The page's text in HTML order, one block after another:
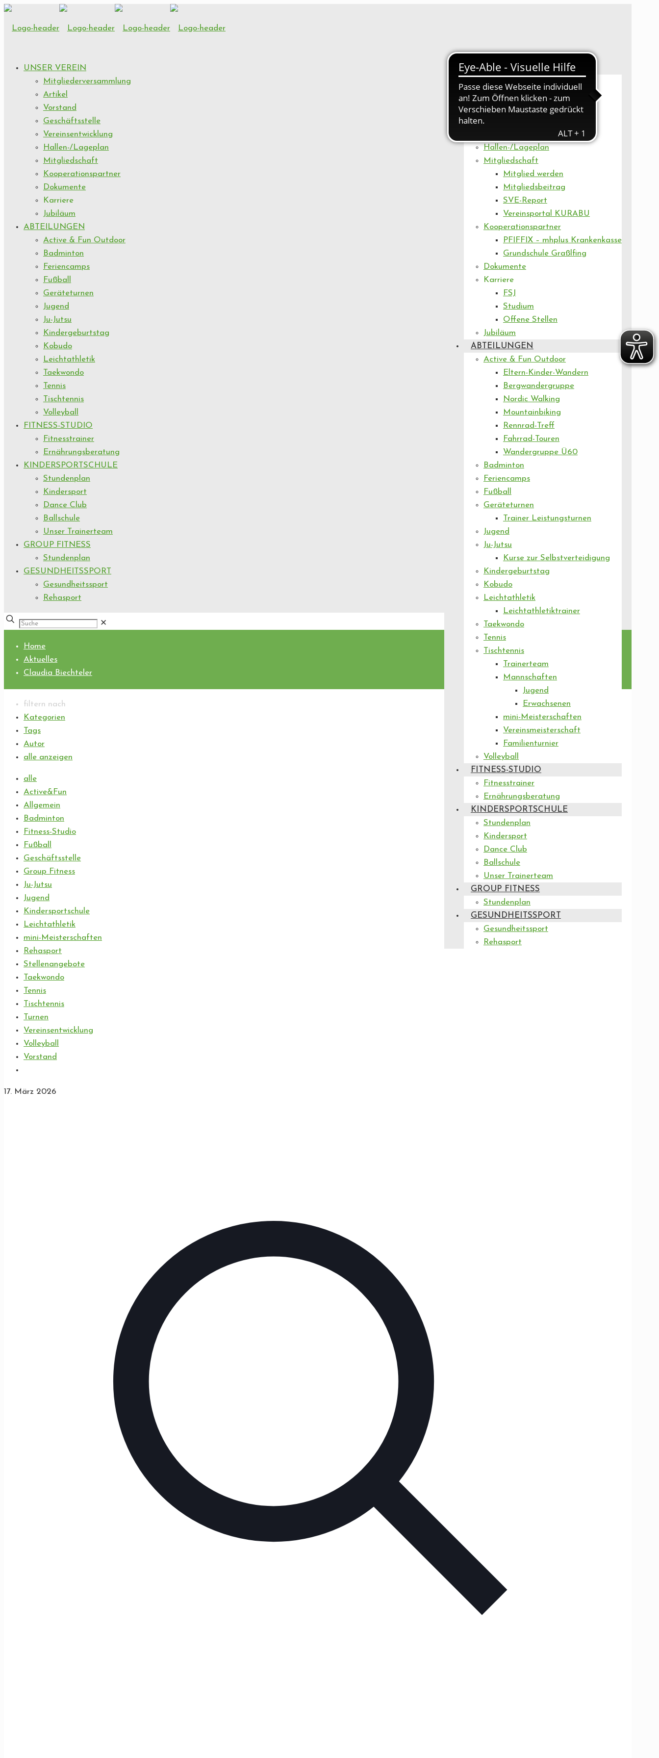
UNSER VEREIN
Artikel
Vorstand
Geschäftsstelle
Hallen-/Lageplan
Mitgliedschaft
Mitglied werden
Mitgliedsbeitrag
SVE-Report
Vereinsportal KURABU
Kooperationspartner
PFIFFIX – mhplus Krankenkasse
Grundschule Graßlfing
Dokumente
Karriere
FSJ
Studium
Offene Stellen
Jubiläum
ABTEILUNGEN
Active & Fun Outdoor
Eltern-Kinder-Wandern
Bergwandergruppe
Nordic Walking
Mountainbiking
Rennrad-Treff
Fahrrad-Touren
Wandergruppe Ü60
Badminton
Feriencamps
Fußball
Geräteturnen
Trainer Leistungsturnen
Jugend
Ju-Jutsu
Kurse zur Selbstverteidigung
Kindergeburtstag
Kobudo
Leichtathletik
Leichtathletiktrainer
Taekwondo
Tennis
Tischtennis
Trainerteam
Mannschaften
Jugend
Erwachsenen
mini-Meisterschaften
Vereinsmeisterschaft
Familienturnier
Volleyball
FITNESS-STUDIO
Fitnesstrainer
Ernährungsberatung
KINDERSPORTSCHULE
Stundenplan
Kindersport
Dance Club
Ballschule
Unser Trainerteam
GROUP FITNESS
Stundenplan
GESUNDHEITSSPORT
Gesundheitssport
Rehasport
UNSER VEREIN
Mitgliederversammlung
Artikel
Vorstand
Geschäftsstelle
Vereinsentwicklung
Hallen-/Lageplan
Mitgliedschaft
Kooperationspartner
Dokumente
Karriere
Jubiläum
ABTEILUNGEN
Active & Fun Outdoor
Badminton
Feriencamps
Fußball
Geräteturnen
Jugend
Ju-Jutsu
Kindergeburtstag
Kobudo
Leichtathletik
Taekwondo
Tennis
Tischtennis
Volleyball
FITNESS-STUDIO
Fitnesstrainer
Ernährungsberatung
KINDERSPORTSCHULE
Stundenplan
Kindersport
Dance Club
Ballschule
Unser Trainerteam
GROUP FITNESS
Stundenplan
GESUNDHEITSSPORT
Gesundheitssport
Rehasport
✕
Home
Aktuelles
Claudia Biechteler
filtern nach
Kategorien
Tags
Autor
alle anzeigen
alle
Active&Fun
Allgemein
Badminton
Fitness-Studio
Fußball
Geschäftsstelle
Group Fitness
Ju-Jutsu
Jugend
Kindersportschule
Leichtathletik
mini-Meisterschaften
Rehasport
Stellenangebote
Taekwondo
Tennis
Tischtennis
Turnen
Vereinsentwicklung
Volleyball
Vorstand
17. März 2026